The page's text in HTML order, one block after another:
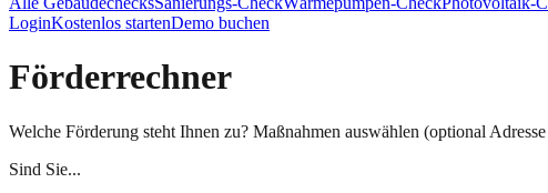
LoginKostenlos startenDemo buchen
Förderrechner
Welche Förderung steht Ihnen zu? Maßnahmen auswählen (optional
Sind Sie...